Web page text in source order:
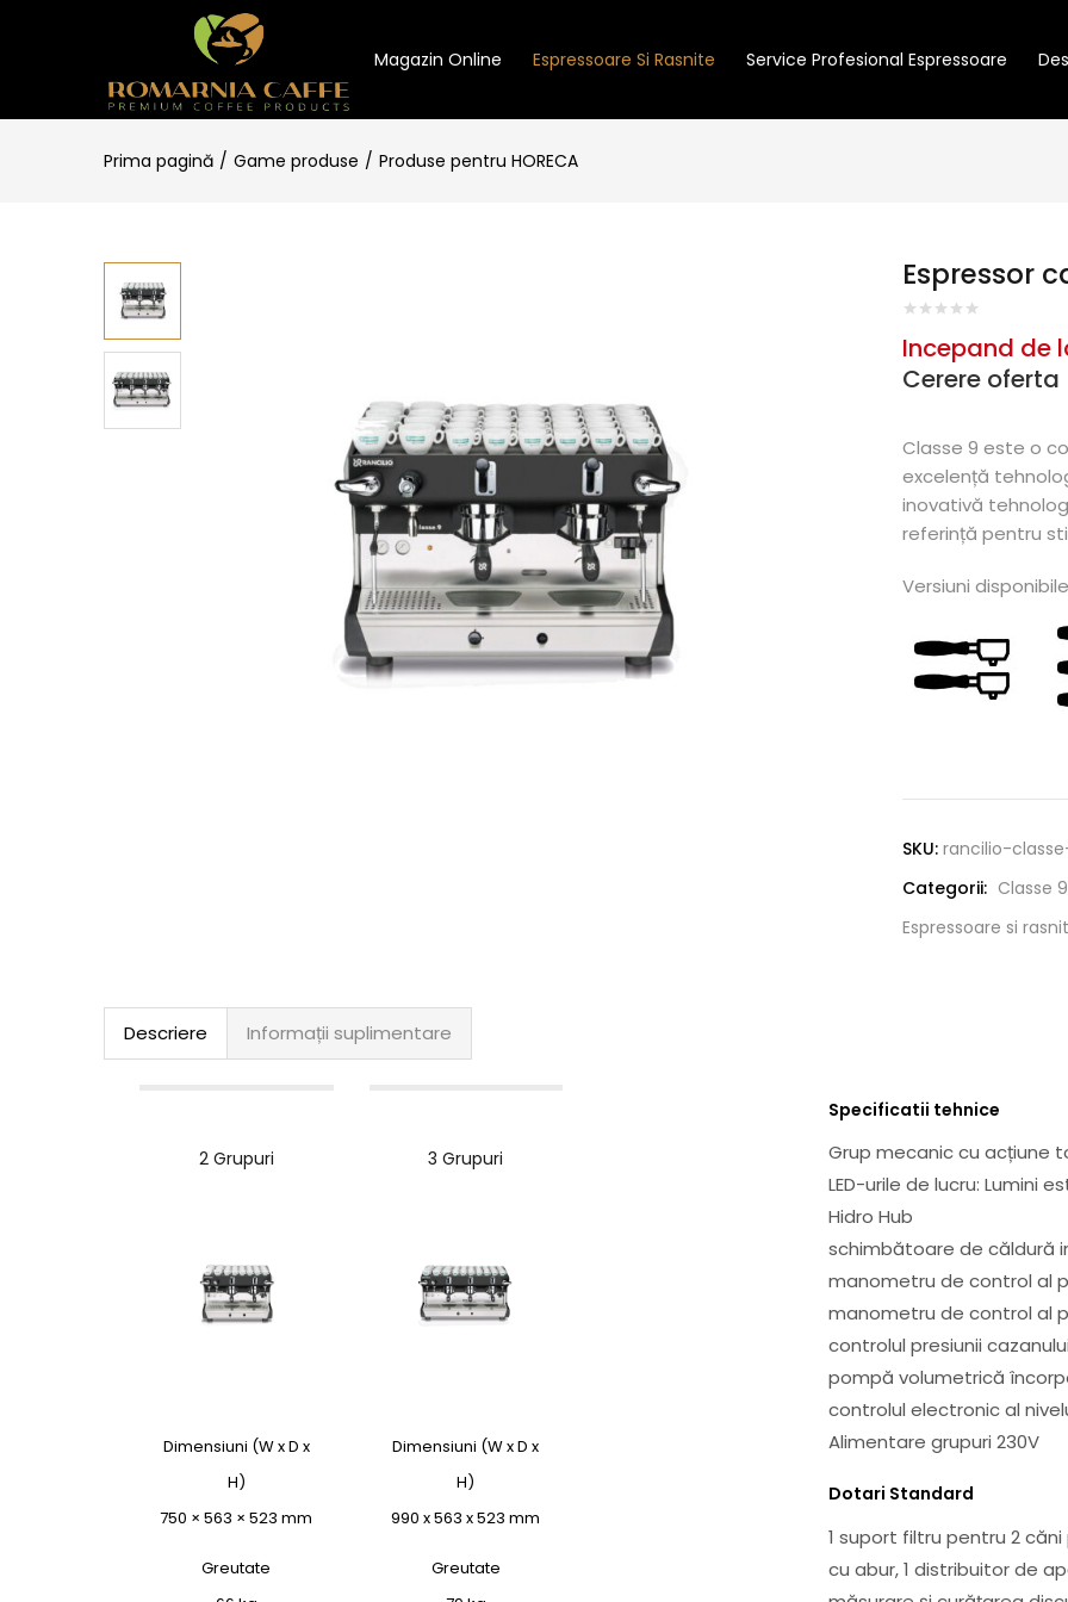
Magazin Online Espressoare Si Rasnite Service Profesional Espressoare
Prima pagină Game produse Produse pentru HORECA
Espressor
Incepand de
Cerere oferta
Classe 9 este o
excelență
inovativă
referință pentru
Versiuni disponibile
SKU: rancilio-
Categorii: Classe 9
Espressoare si
Descriere Informații suplimentare
2 Grupuri
Dimensiuni (W x D x
H)
750 × 563 × 523 mm
Greutate
3 Grupuri
Dimensiuni (W x D x
H)
990 x 563 x 523 mm
Greutate
Specificatii tehnice
Grup mecanic cu acțiune
LED-urile de lucru: Lumini
Hidro Hub
schimbătoare de căldură
manometru de control al
manometru de control al
controlul presiunii
pompă volumetrică
controlul electronic al
Alimentare grupuri 230V
Dotari Standard
1 suport filtru pentru 2
cu abur, 1 distribuitor de